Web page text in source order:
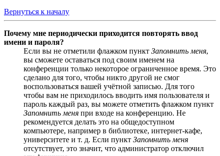
Вернуться к началу
Почему мне периодически приходится повторять ввод
имени и пароля?
Если вы не отметили флажком пункт Запомнить меня,
вы сможете оставаться под своим именем на
конференции только некоторое ограниченное время. Это
сделано для того, чтобы никто другой не смог
воспользоваться вашей учётной записью. Для того
чтобы вам не приходилось вводить имя пользователя и
пароль каждый раз, вы можете отметить флажком пункт
Запомнить меня при входе на конференцию. Не
рекомендуется делать это на общедоступном
компьютере, например в библиотеке, интернет-кафе,
университете и т. д. Если пункт Запомнить меня
отсутствует, это значит, что администратор отключил